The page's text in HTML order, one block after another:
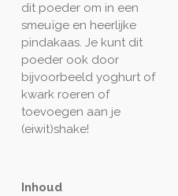
dit poeder om in een
smeuïge en heerlijke
pindakaas. Je kunt dit
poeder ook door
bijvoorbeeld yoghurt of
kwark roeren of
toevoegen aan je
(eiwit)shake!
Inhoud